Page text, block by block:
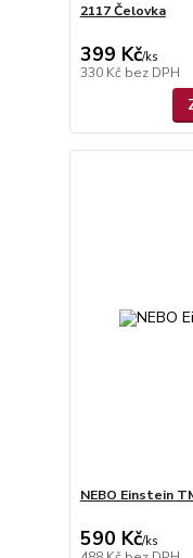
2117 Čelovka
399 Kč/ks
330 Kč bez DPH
NEBO Einstein
590 Kč/ks